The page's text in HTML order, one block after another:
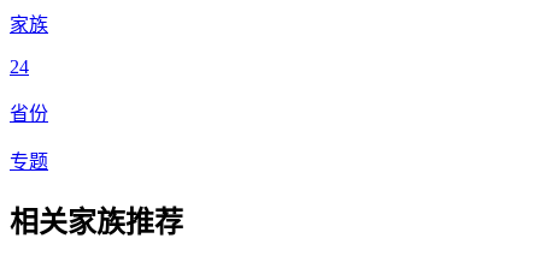
家族
24
省份
专题
相关家族推荐